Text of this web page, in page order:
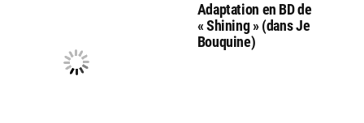
Adaptation en BD de
« Shining » (dans Je
Bouquine)